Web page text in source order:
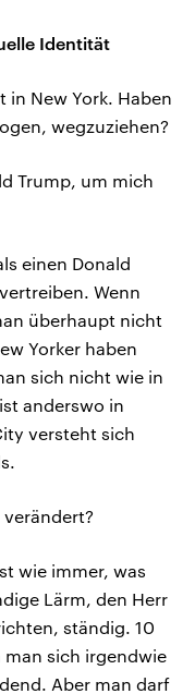
Identität
in New York. Haben
wegzuziehen?
Trump, um mich
einen Donald
Wenn
überhaupt nicht
Yorker haben
sich nicht wie in
anderswo in
versteht sich
wie immer, was
Lärm, den Herr
ständig. 10
man sich irgendwie
Aber man darf